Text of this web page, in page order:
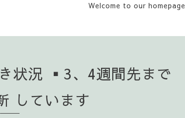
Welcome to our homepage
状況 ▪️3、4週間先まで
しています